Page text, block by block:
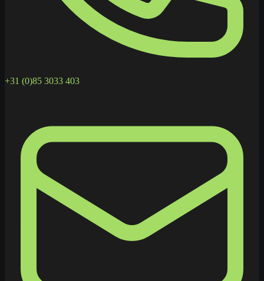
+31 (0)85 3033 403